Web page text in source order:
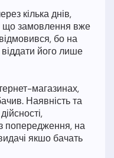
кілька днів,
що замовлення вже
бо на
віддати його лише
магазинах,
Наявність та
попередження, на
якшо бачать